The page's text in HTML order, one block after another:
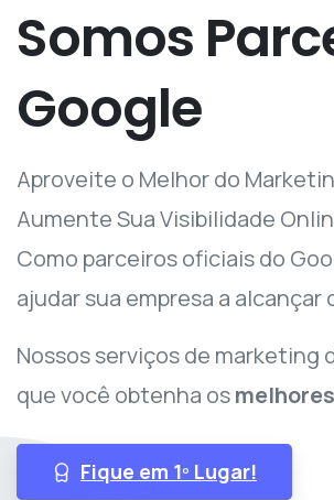
Somos
Google
Aproveite o Melhor do
Aumente Sua Visibilidade
Como parceiros oficiais do
ajudar sua empresa a alcançar
Nossos serviços de
que você obtenha os
Fique em 1º Lugar!